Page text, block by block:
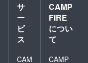
サ
ー
ビ
ス
CAM
CAMP
FIRE
につい
て
CAMP